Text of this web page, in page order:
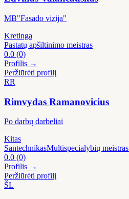
MB"Fasado vizija"
Kretinga
Pastatų apšiltinimo meistras
0.0 (0)
Profilis →
Peržiūrėti profilį
RR
Rimvydas Ramanovicius
Po darbų darbeliai
Kitas
SantechnikasMultispecialybių meistras
0.0 (0)
Profilis →
Peržiūrėti profilį
ŠL